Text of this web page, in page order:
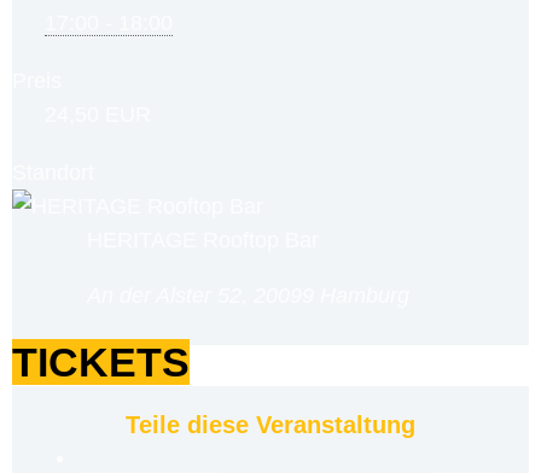
TICKETS
Teile diese Veranstaltung